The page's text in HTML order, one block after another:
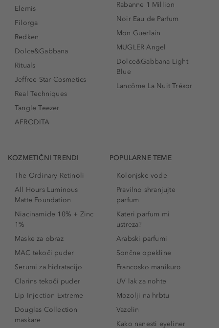
Elemis
Filorga
Redken
Dolce&Gabbana
Rituals
Jeffree Star Cosmetics
Real Techniques
Tangle Teezer
AFRODITA
Rabanne 1 Million
Noir Eau de Parfum
Mon Guerlain
MUGLER Angel
Dolce&Gabbana Light
Blue
Lancôme La Nuit Trésor
KOZMETIČNI TRENDI
The Ordinary Retinoli
All Hours Luminous
Matte Foundation
Niacinamide 10% + Zinc
1%
Maske za obraz
MAC tekoči puder
Serumi za hidratacijo
Clarins tekoči puder
Lip Injection Extreme
Douglas Collection
maskare
POPULARNE TEME
Kolonjske vode
Pravilno shranjujte
parfum
Kateri parfum mi
ustreza?
Arabski parfumi
Sončne opekline
Francosko manikuro
UV lak za nohte
Mozolji na hrbtu
Vazelin
Kako nanesti eyeliner